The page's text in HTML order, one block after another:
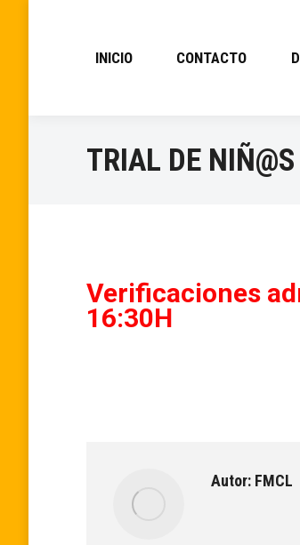
INICIO CONTACTO
TRIAL DE
Verificaciones
16:30H
Autor: FMCL